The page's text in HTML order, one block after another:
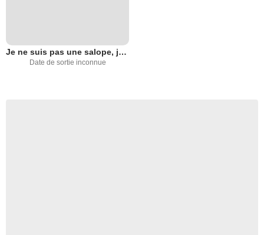
Je ne suis pas une salope, je suis une journaliste
Date de sortie inconnue